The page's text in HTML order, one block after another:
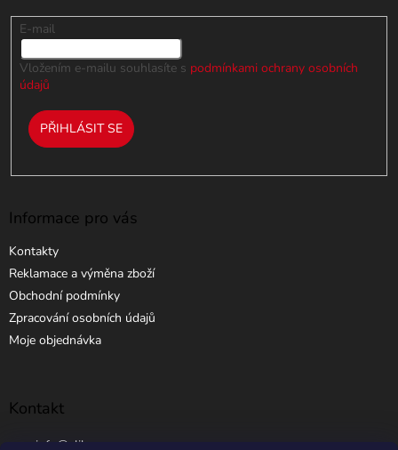
E-mail
Vložením e-mailu souhlasíte s podmínkami ochrany osobních
údajů
PŘIHLÁSIT SE
Informace pro vás
Kontakty
Reklamace a výměna zboží
Obchodní podmínky
Zpracování osobních údajů
Moje objednávka
Kontakt
info @ elibros.cz